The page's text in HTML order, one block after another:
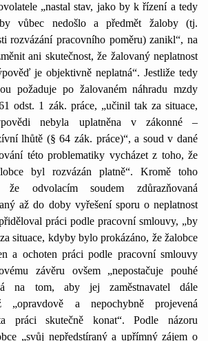
„nastal stav, jako by k řízení a tedy
vůbec nedošlo a předmět žaloby (tj.
rozvázání pracovního poměru) zanikl“, na
ani skutečnost, že žalovaný neplatnost
je objektivně neplatná“. Jestliže tedy
požaduje po žalovaném náhradu mzdy
odst. 1 zák. práce, „učinil tak za situace,
nebyla uplatněna v zákonné –
lhůtě (§ 64 zák. práce)“, a soud v dané
této problematiky vycházet z toho, že
byl rozvázán platně“. Kromě toho
že odvolacím soudem zdůrazňovaná
až do doby vyřešení sporu o neplatnost
práci podle pracovní smlouvy, „by
situace, kdyby bylo prokázáno, že žalobce
a ochoten práci podle pracovní smlouvy
závěru ovšem „nepostačuje pouhé
na tom, aby jej zaměstnavatel dále
„opravdově a nepochybně projevená
práci skutečně konat“. Podle názoru
„svůj nepředstíraný a upřímný zájem o